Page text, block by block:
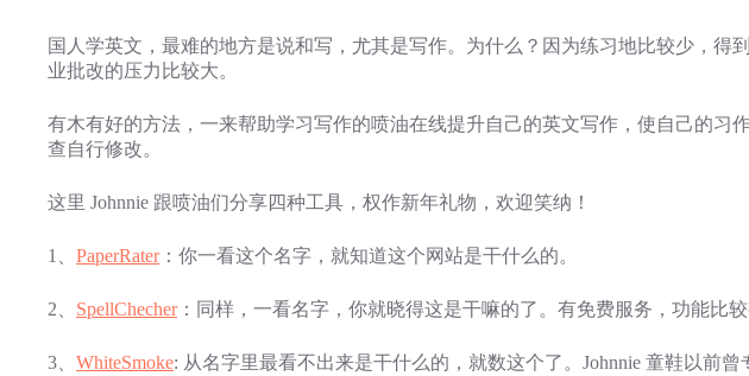
国人学英文，最难的地方是说和写，尤其是写作。为什么？因为练习地比较少，
业批改的压力比较大。
有木有好的方法，一来帮助学习写作的喷油在线提升自己的英文写作，使自己的
查自行修改。
这里 Johnnie 跟喷油们分享四种工具，权作新年礼物，欢迎笑纳！
1、 PaperRater：你一看这个名字，就知道这个网站是干什么的。
2、 SpellChecher：同样，一看名字，你就晓得这是干嘛的了。有免费服务，功能比较
3、 WhiteSmoke: 从名字里最看不出来是干什么的，就数这个了。Johnnie 童鞋以前